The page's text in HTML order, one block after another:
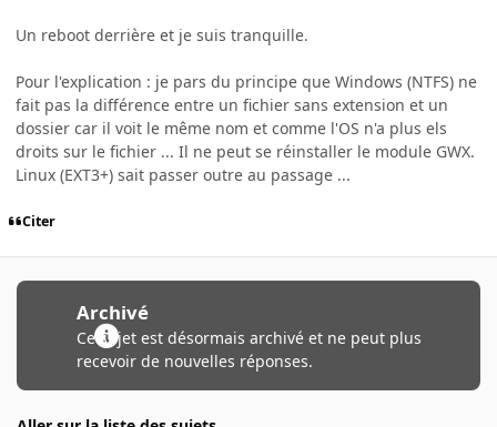
Un reboot derrière et je suis tranquille.
Pour l'explication : je pars du principe que Windows (NTFS) ne
fait pas la différence entre un fichier sans extension et un
dossier car il voit le même nom et comme l'OS n'a plus els
droits sur le fichier ... Il ne peut se réinstaller le module GWX.
Linux (EXT3+) sait passer outre au passage ...
Citer
Archivé
Ce sujet est désormais archivé et ne peut plus
recevoir de nouvelles réponses.